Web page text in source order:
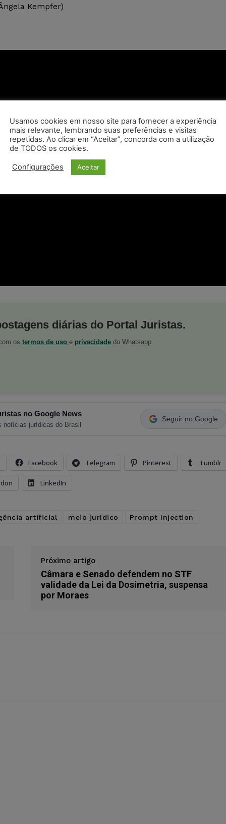
Kempfer)
diárias do Portal Juristas.
os termos de uso e privacidade do Whatsapp.
no Google News
notícias jurídicas do Brasil
Seguir no Google
Facebook Telegram Pinterest Tumblr
LinkedIn
artificial meio jurídico Prompt Injection
Próximo artigo
Câmara e Senado defendem no STF
validade da Lei da Dosimetria, suspensa
por Moraes
Usamos cookies em nosso site para fornecer a experiência
mais relevante, lembrando suas preferências e visitas
repetidas. Ao clicar em “Aceitar”, concorda com a utilização
de TODOS os cookies.
Configurações Aceitar